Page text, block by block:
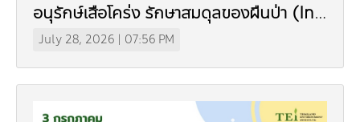
อนุรักษ์เสือโคร่ง รักษาสมดุลของผืนป่า (In
Thai)
July 28, 2026 | 07:56 PM